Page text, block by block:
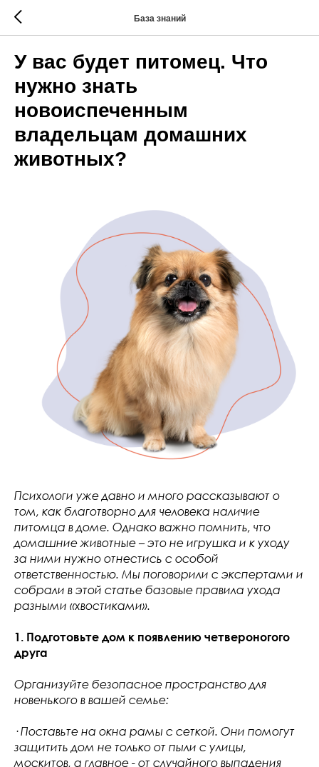
База знаний
У вас будет питомец. Что
нужно знать
новоиспеченным
владельцам домашних
животных?
Психологи уже давно и много рассказывают о
том, как благотворно для человека наличие
питомца в доме. Однако важно помнить, что
домашние животные – это не игрушка и к уходу
за ними нужно отнестись с особой
ответственностью. Мы поговорили с экспертами и
собрали в этой статье базовые правила ухода
разными «хвостиками».
1. Подготовьте дом к появлению четвероногого
друга
Организуйте безопасное пространство для
новенького в вашей семье:
· Поставьте на окна рамы с сеткой. Они помогут
защитить дом не только от пыли с улицы,
москитов, а главное - от случайного выпадения